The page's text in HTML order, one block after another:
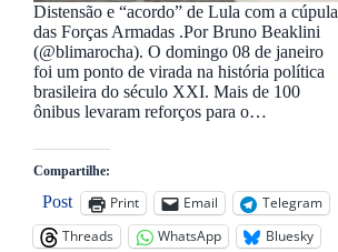
Distensão e “acordo” de Lula com a cúpula
das Forças Armadas .Por Bruno Beaklini
(@blimarocha). O domingo 08 de janeiro
foi um ponto de virada na história política
brasileira do século XXI. Mais de 100
ônibus levaram reforços para o…
Compartilhe:
Post Print Email
Telegram
Threads
WhatsApp
Bluesky